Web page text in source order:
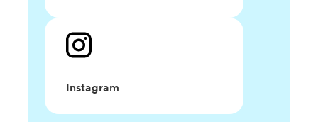
Instagram